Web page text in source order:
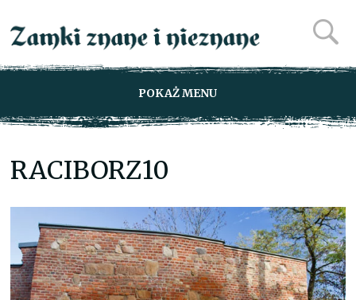
POKAŻ MENU
RACIBORZ10